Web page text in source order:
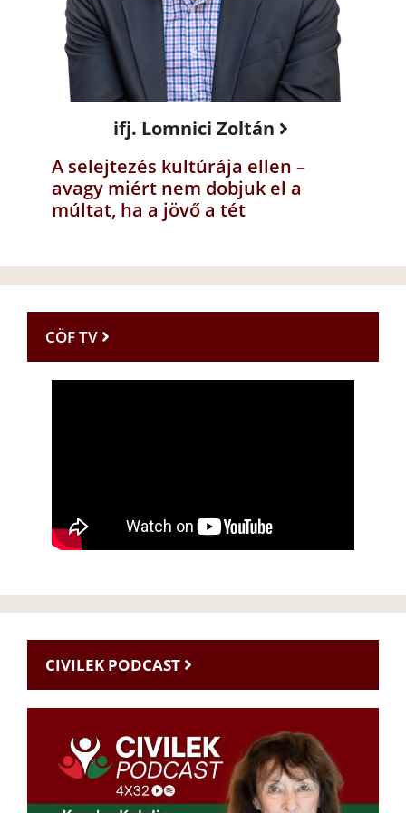
ifj. Lomnici Zoltán
A selejtezés kultúrája ellen –
avagy miért nem dobjuk el a
múltat, ha a jövő a tét
CÖF TV
CIVILEK PODCAST